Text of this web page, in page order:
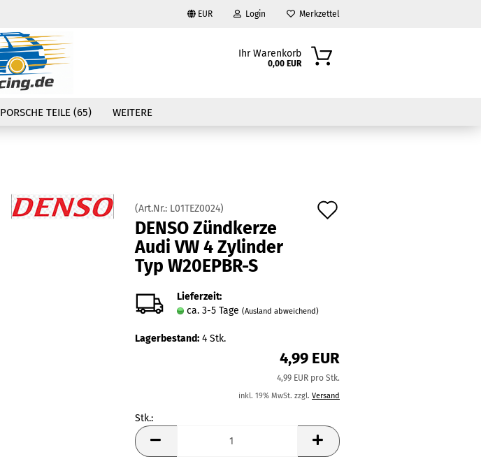
EUR
Währung auswählen
Login
Konto erstellen
Passwort vergessen?
Merkzettel
Ihr Warenkorb
0,00 EUR
PORSCHE TEILE (65) WEITERE
(Art.Nr.: L01TEZ0024)
DENSO Zündkerze
Audi VW 4 Zylinder
Typ W20EPBR-S
Lieferzeit:
ca. 3-5 Tage (Ausland abweichend)
Lagerbestand: 4 Stk.
4,99 EUR
4,99 EUR pro Stk.
inkl. 19% MwSt. zzgl. Versand
Stk.:
Stk.